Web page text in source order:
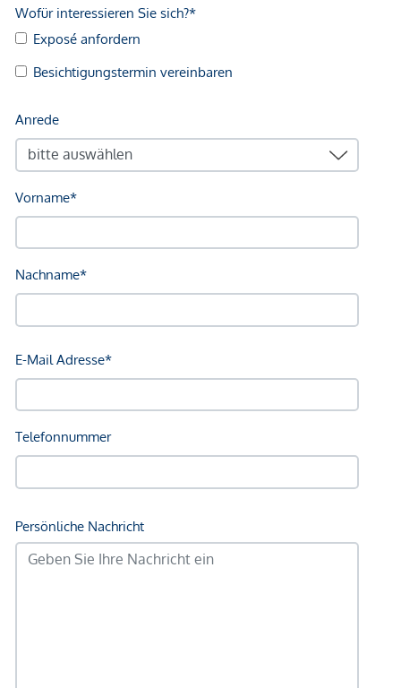
fühlen und erleben kann.
NEBENKOSTEN
Der guten Ordnung halber halten wir fest, dass, sofern im
Abschlussfall eine Provision anfällt, die den in der
Immobilienmaklerverordnung BGBI. 262 und 297/1996
festgelegten Sätzen entspricht – das sind 3 % des
Naheverhältnis zum Verkäufer. Wir weisen darauf hin, dass
wir als Doppelmakler tätig sind. Die Vertragserrichtung und
Treuhandabwicklung ist gebunden an ARNOLD
Rechtsanwälte GmbH, Stoß im Himmel 1, 1010 Wien. Die
sowie Barauslagen und Beglaubigung.
wirtschaftliches Naheverhältnis besteht.
Der Vermittler ist als Doppelmakler tätig.
*Der Vertrag kommt nicht mit der INFINA Credit Broker
GmbH zustande. Das Objekt wird von einem externen